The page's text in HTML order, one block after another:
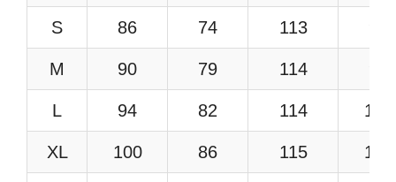
S 86 74 113
M 90 79 114
L 94 82 114 102
XL 100 86 115 106